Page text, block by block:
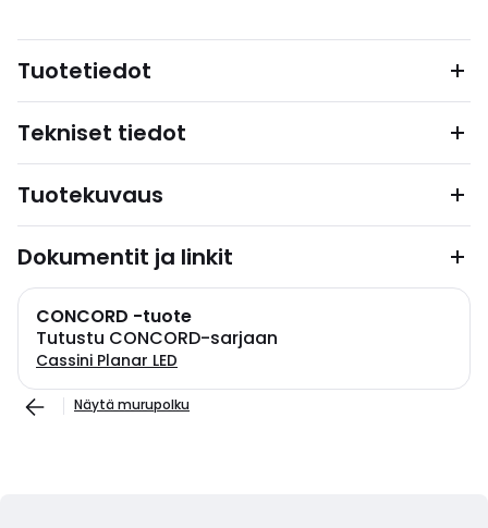
Tuotetiedot
Tekniset tiedot
Tuotekuvaus
Dokumentit ja linkit
CONCORD -tuote
Tutustu CONCORD-sarjaan
Cassini Planar LED
Näytä murupolku